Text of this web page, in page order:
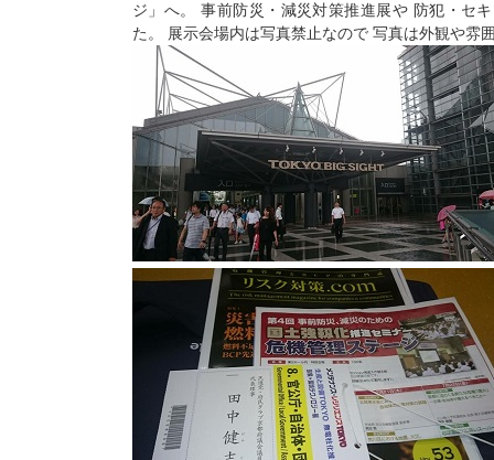
ジ」へ。 事前防災・減災対策推進展や 防犯・セ
た。 展示会場内は写真禁止なので 写真は外観や雰